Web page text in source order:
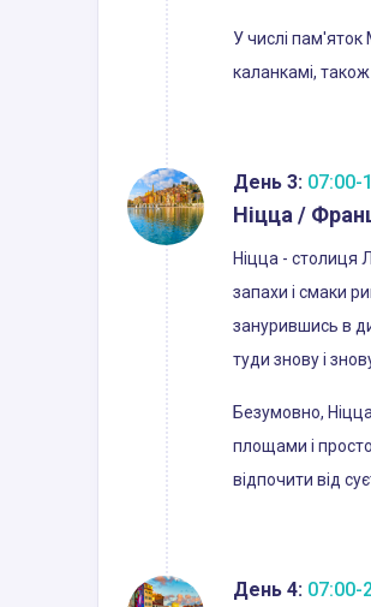
У числі пам'яток
каланкамі,
День 3: 07:00-
Ніцца /
Ніцца - столиця
запахи і смаки
занурившись в
туди знову і
Безумовно,
площами і
відпочити від
День 4: 07:00-